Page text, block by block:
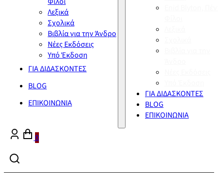
Λεξικά
Σχολικά
Βιβλία για την Άνδρο
Νέες Εκδόσεις
Υπό Έκδοση
ΓΙΑ ΔΙΔΑΣΚΟΝΤΕΣ
BLOG
ΕΠΙΚΟΙΝΩΝΙΑ
ΓΙΑ ΔΙΔΑΣΚΟΝΤΕΣ
BLOG
ΕΠΙΚΟΙΝΩΝΙΑ
0